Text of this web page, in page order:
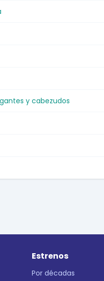
y cabezudos
Estrenos
Por décadas